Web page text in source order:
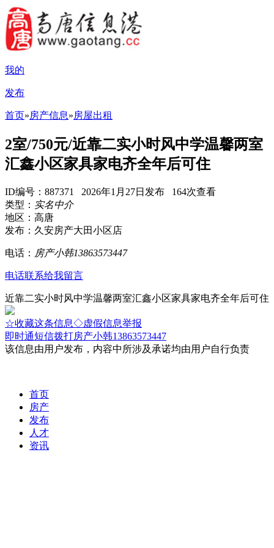
我的
发布
首页»房产信息»房屋出租
2室/750元/近靠二实小时风中学温馨两室
汇鑫小区家具家电齐全年后可住
ID编号：887371 2026年1月27日发布 164次查看
类型： 实名中介
地区：高唐
发布：久安房产大田小区店
电话： 房产小韩13863573447
电话联系给我留言
近靠二实小时风中学温馨两室汇鑫小区家具家电齐全年后可住
☆收藏这条信息◇虚假信息举报
即时通短信拨打房产小韩13863573447
该信息由用户发布，内容中所涉及承诺均由用户自行负责
首页
房产
发布
人才
资讯